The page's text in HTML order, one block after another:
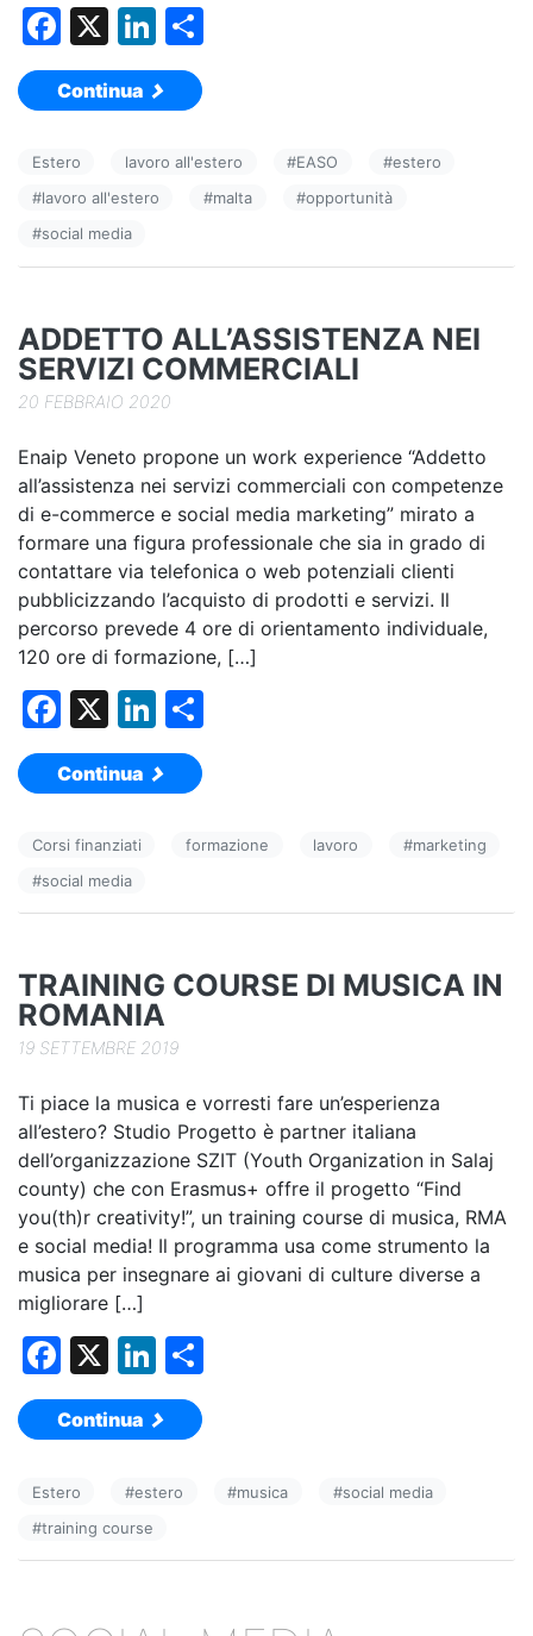
F
a
c
b
o
o
X
Li
n
k
dI
n
vi
di
Continua
Estero lavoro all'estero #EASO #estero
#lavoro all'estero #malta #opportunità
#social media
ADDETTO ALL’ASSISTENZA NEI
SERVIZI COMMERCIALI
20 FEBBRAIO 2020
Enaip Veneto propone un work experience “Addetto
all’assistenza nei servizi commerciali con competenze
di e-commerce e social media marketing” mirato a
formare una figura professionale che sia in grado di
contattare via telefonica o web potenziali clienti
pubblicizzando l’acquisto di prodotti e servizi. Il
percorso prevede 4 ore di orientamento individuale,
120 ore di formazione, […]
F
a
c
b
o
k
X
Li
n
k
dI vi
Continua
Corsi finanziati formazione lavoro #marketing
#social media
TRAINING COURSE DI MUSICA IN
ROMANIA
19 SETTEMBRE 2019
Ti piace la musica e vorresti fare un’esperienza
all’estero? Studio Progetto è partner italiana
dell’organizzazione SZIT (Youth Organization in Salaj
county) che con Erasmus+ offre il progetto “Find
you(th)r creativity!”, un training course di musica, RMA
e social media! Il programma usa come strumento la
musica per insegnare ai giovani di culture diverse a
migliorare […]
F
a
c
b
o
k
X
Li
n
k
dI
vi
Continua
Estero #estero #musica #social media
#training course